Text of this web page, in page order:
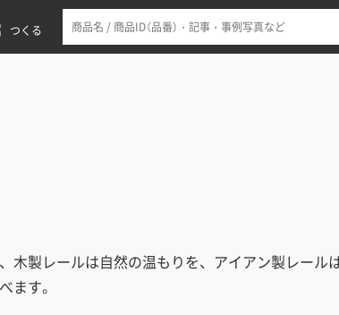
つくる
木製レールは自然の温もりを、アイアン製レー
ます。